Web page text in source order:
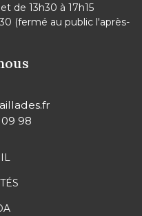
de 13h30 à 17h15
(fermé au public l'après-
98